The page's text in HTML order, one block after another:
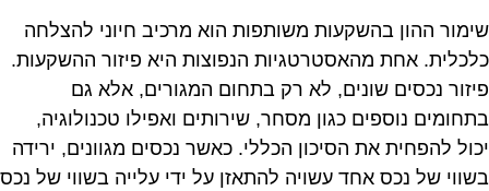
ההון בהשקעות משותפות הוא מרכיב חיוני להצלחה
אחת מהאסטרטגיות הנפוצות היא פיזור ההשקעות.
נכסים שונים, לא רק בתחום המגורים, אלא גם
נוספים כגון מסחר, שירותים ואפילו טכנולוגיה,
להפחית את הסיכון הכללי. כאשר נכסים מגוונים, ירידה
של נכס אחד עשויה להתאזן על ידי עלייה בשווי של נכס